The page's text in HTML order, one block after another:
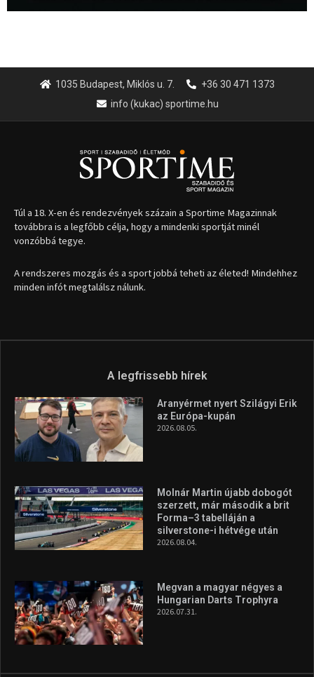
1035 Budapest, Miklós u. 7.
+36 30 471 1373
info (kukac) sportime.hu
Túl a 18. X-en és rendezvények százain a Sportime Magazinnak
továbbra is a legfőbb célja, hogy a mindenki sportját minél
vonzóbbá tegye.
A rendszeres mozgás és a sport jobbá teheti az életed! Mindehhez
minden infót megtalálsz nálunk.
A legfrissebb hírek
Aranyérmet nyert Szilágyi Erik
az Európa-kupán
2026.08.05.
Molnár Martin újabb dobogót
szerzett, már második a brit
Forma–3 tabelláján a
silverstone-i hétvége után
2026.08.04.
Megvan a magyar négyes a
Hungarian Darts Trophyra
2026.07.31.